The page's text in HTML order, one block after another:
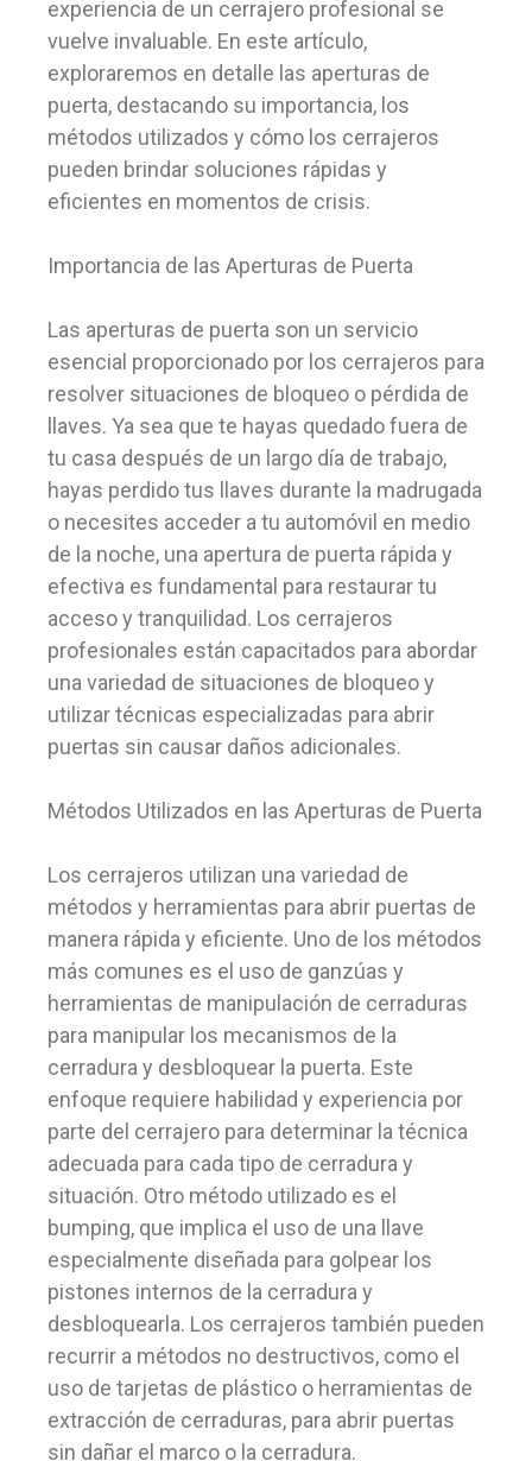
experiencia de un cerrajero profesional se
vuelve invaluable. En este artículo,
exploraremos en detalle las aperturas de
puerta, destacando su importancia, los
métodos utilizados y cómo los cerrajeros
pueden brindar soluciones rápidas y
eficientes en momentos de crisis.
Importancia de las Aperturas de Puerta
Las aperturas de puerta son un servicio
esencial proporcionado por los cerrajeros para
resolver situaciones de bloqueo o pérdida de
llaves. Ya sea que te hayas quedado fuera de
tu casa después de un largo día de trabajo,
hayas perdido tus llaves durante la madrugada
o necesites acceder a tu automóvil en medio
de la noche, una apertura de puerta rápida y
efectiva es fundamental para restaurar tu
acceso y tranquilidad. Los cerrajeros
profesionales están capacitados para abordar
una variedad de situaciones de bloqueo y
utilizar técnicas especializadas para abrir
puertas sin causar daños adicionales.
Métodos Utilizados en las Aperturas de Puerta
Los cerrajeros utilizan una variedad de
métodos y herramientas para abrir puertas de
manera rápida y eficiente. Uno de los métodos
más comunes es el uso de ganzúas y
herramientas de manipulación de cerraduras
para manipular los mecanismos de la
cerradura y desbloquear la puerta. Este
enfoque requiere habilidad y experiencia por
parte del cerrajero para determinar la técnica
adecuada para cada tipo de cerradura y
situación. Otro método utilizado es el
bumping, que implica el uso de una llave
especialmente diseñada para golpear los
pistones internos de la cerradura y
desbloquearla. Los cerrajeros también pueden
recurrir a métodos no destructivos, como el
uso de tarjetas de plástico o herramientas de
extracción de cerraduras, para abrir puertas
sin dañar el marco o la cerradura.